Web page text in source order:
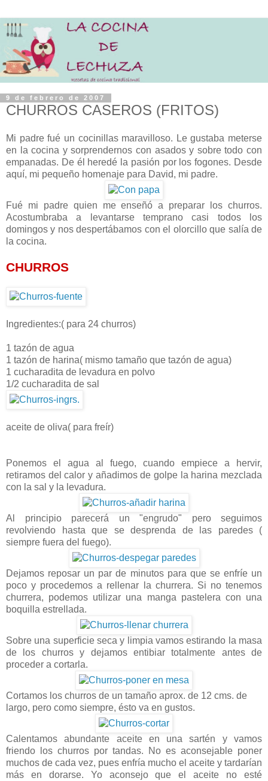
9 de febrero de 2007
CHURROS CASEROS (FRITOS)
Mi padre fué un cocinillas maravilloso. Le gustaba meterse
en la cocina y sorprendernos con asados y sobre todo con
empanadas. De él heredé la pasión por los fogones. Desde
aquí, mi pequeño homenaje para David, mi padre.
Fué mi padre quien me enseñó a preparar los churros.
Acostumbraba a levantarse temprano casi todos los
domingos y nos despertábamos con el olorcillo que salía de
la cocina.
CHURROS
Ingredientes:( para 24 churros)
1 tazón de agua
1 tazón de harina( mismo tamaño que tazón de agua)
1 cucharadita de levadura en polvo
1/2 cucharadita de sal
aceite de oliva( para freír)
Ponemos el agua al fuego, cuando empiece a hervir,
retiramos del calor y añadimos de golpe la harina mezclada
con la sal y la levadura.
Al principio parecerá un "engrudo" pero seguimos
revolviendo hasta que se desprenda de las paredes (
siempre fuera del fuego).
Dejamos reposar un par de minutos para que se enfríe un
poco y procedemos a rellenar la churrera. Si no tenemos
churrera, podemos utilizar una manga pastelera con una
boquilla estrellada.
Sobre una superficie seca y limpia vamos estirando la masa
de los churros y dejamos entibiar totalmente antes de
proceder a cortarla.
Cortamos los churros de un tamaño aprox. de 12 cms. de
largo, pero como siempre, ésto va en gustos.
Calentamos abundante aceite en una sartén y vamos
friendo los churros por tandas. No es aconsejable poner
muchos de cada vez, pues enfría mucho el aceite y tardarían
más en dorarse. Yo aconsejo que el aceite no esté